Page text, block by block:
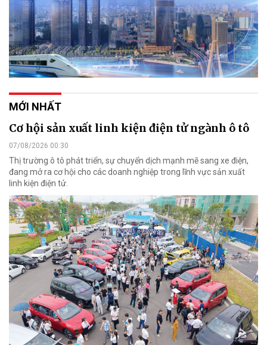
MỚI NHẤT
Cơ hội sản xuất linh kiện điện tử ngành ô tô
07/08/2026 00:30
Thị trường ô tô phát triển, sự chuyển dịch mạnh mẽ sang xe điện,
đang mở ra cơ hội cho các doanh nghiệp trong lĩnh vực sản xuất
linh kiện điện tử.